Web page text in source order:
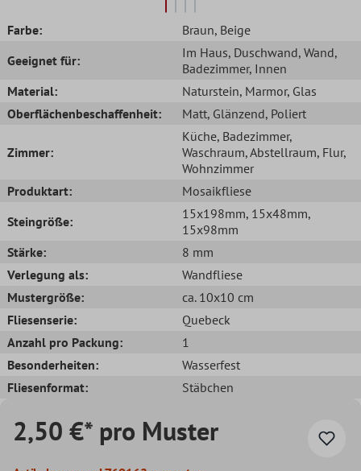
Farbe: Braun, Beige
Geeignet für:
Im Haus, Duschwand, Wand,
Badezimmer, Innen
Material:
Naturstein, Marmor, Glas
Oberflächenbeschaffenheit:
Matt, Glänzend, Poliert
Zimmer:
Küche, Badezimmer,
Waschraum, Abstellraum, Flur,
Wohnzimmer
Produktart:
Mosaikfliese
Steingröße:
15x198mm, 15x48mm,
15x98mm
Stärke:
8 mm
Verlegung als:
Wandfliese
Mustergröße:
ca. 10x10 cm
Fliesenserie:
Quebeck
Anzahl pro Packung:
1
Besonderheiten:
Wasserfest
Fliesenformat:
Stäbchen
2,50 €* pro Muster